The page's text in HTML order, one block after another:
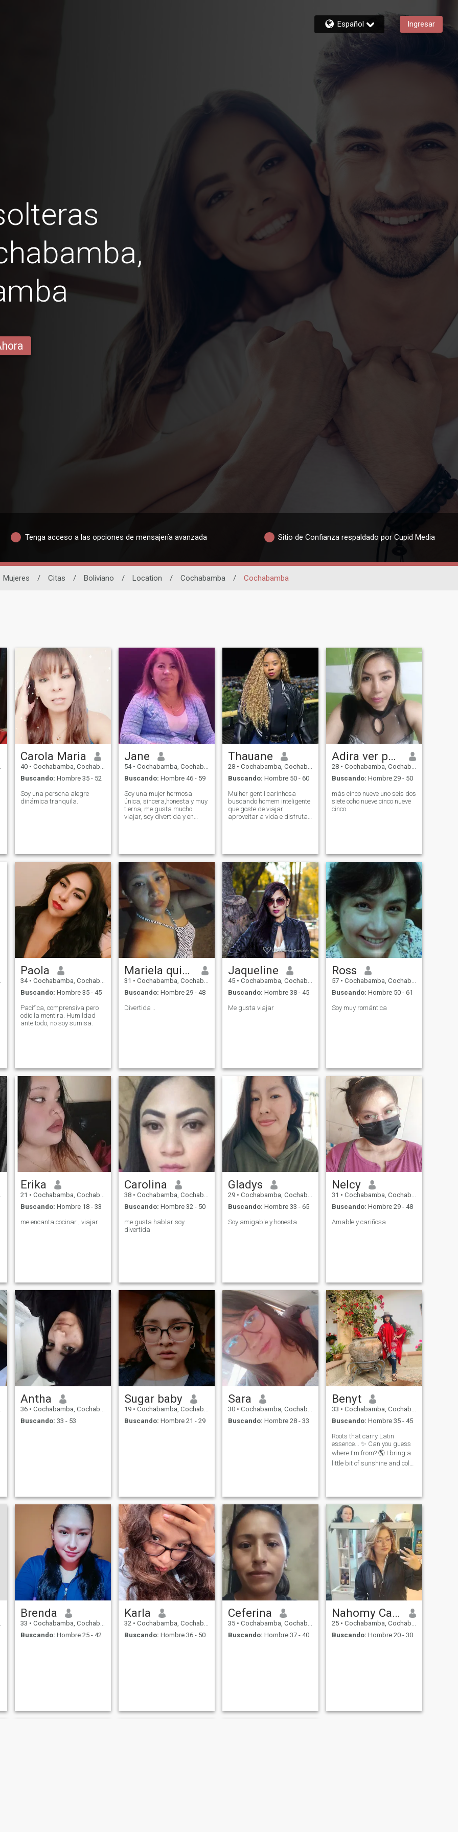
Español Ingresar
Tenga acceso a las opciones de mensajería avanzada Sitio de Confianza respaldado por Cupid Media
Mujeres / Citas / Boliviano / Location / Cochabamba / Cochabamba
Carola Maria
40 • Cochabamba, Cochabamba, Bolivia
Buscando: Hombre 35 - 52
Soy una persona alegre
dinámica tranquila.
Jane
54 • Cochabamba, Cochabamba, Bolivia
Buscando: Hombre 46 - 59
Soy una mujer hermosa
única, sincera,honesta y muy
tierna, me gusta mucho
viajar, soy divertida y en
Thauane
28 • Cochabamba, Cochabamba, Bolivia
Buscando: Hombre 50 - 60
Mulher gentil carinhosa
buscando homem inteligente
que goste de viajar
aproveitar a vida e disfrutar
los momentos buenos A kind
and caring woman is
seeking an intelligent man
who enjoys traveling, having
fun, and savoring good
times.
Adira ver perfil
28 • Cochabamba, Cochabamba, Bolivia
Buscando: Hombre 29 - 50
más cinco nueve uno seis dos
siete ocho nueve cinco nueve
cinco
Paola
34 • Cochabamba, Cochabamba, Bolivia
Buscando: Hombre 35 - 45
Pacífica, comprensiva pero
odio la mentira. Humildad
ante todo, no soy sumisa.
Mariela quispe
31 • Cochabamba, Cochabamba, Bolivia
Buscando: Hombre 29 - 48
Divertida ..
Jaqueline
45 • Cochabamba, Cochabamba, Bolivia
Buscando: Hombre 38 - 45
Me gusta viajar
Ross
57 • Cochabamba, Cochabamba, Bolivia
Buscando: Hombre 50 - 61
Soy muy romántica
Erika
21 • Cochabamba, Cochabamba, Bolivia
Buscando: Hombre 18 - 33
me encanta cocinar , viajar
Carolina
38 • Cochabamba, Cochabamba, Bolivia
Buscando: Hombre 32 - 50
me gusta hablar soy
divertida
Gladys
29 • Cochabamba, Cochabamba, Bolivia
Buscando: Hombre 33 - 65
Soy amigable y honesta
Nelcy
31 • Cochabamba, Cochabamba, Bolivia
Buscando: Hombre 29 - 48
Amable y cariñosa
Antha
36 • Cochabamba, Cochabamba, Bolivia
Buscando: 33 - 53
Sugar baby
19 • Cochabamba, Cochabamba, Bolivia
Buscando: Hombre 21 - 29
Sara
30 • Cochabamba, Cochabamba, Bolivia
Buscando: Hombre 28 - 33
Benyt
33 • Cochabamba, Cochabamba, Bolivia
Buscando: Hombre 35 - 45
Roots that carry Latin
essence... ✨ Can you guess
where I'm from? 🌎 I bring a
little bit of sunshine and color
show me your favorite spot?
🌏💫💃⭐️
Brenda
33 • Cochabamba, Cochabamba, Bolivia
Buscando: Hombre 25 - 42
Karla
32 • Cochabamba, Cochabamba, Bolivia
Buscando: Hombre 36 - 50
Ceferina
35 • Cochabamba, Cochabamba, Bolivia
Buscando: Hombre 37 - 40
Nahomy Cartagena
25 • Cochabamba, Cochabamba, Bolivia
Buscando: Hombre 20 - 30